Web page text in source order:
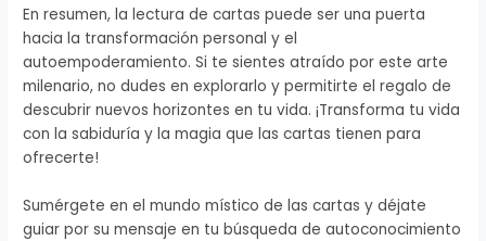
En resumen, la lectura de cartas puede ser una puerta
hacia la transformación personal y el
autoempoderamiento. Si te sientes atraído por este arte
milenario, no dudes en explorarlo y permitirte el regalo de
descubrir nuevos horizontes en tu vida. ¡Transforma tu vida
con la sabiduría y la magia que las cartas tienen para
ofrecerte!
Sumérgete en el mundo místico de las cartas y déjate
guiar por su mensaje en tu búsqueda de autoconocimiento